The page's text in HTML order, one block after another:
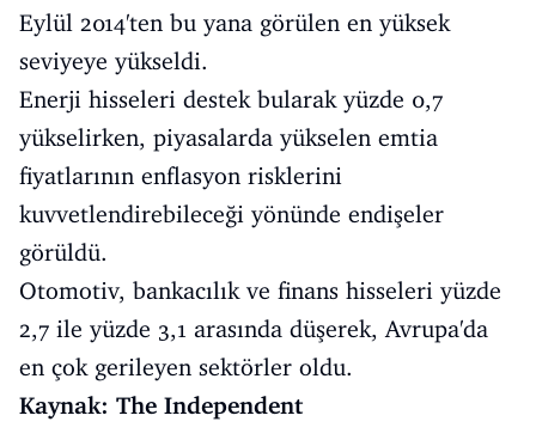
Eylül 2014'ten bu yana görülen en yüksek
seviyeye yükseldi.
Enerji hisseleri destek bularak yüzde 0,7
yükselirken, piyasalarda yükselen emtia
fiyatlarının enflasyon risklerini
kuvvetlendirebileceği yönünde endişeler
görüldü.
Otomotiv, bankacılık ve finans hisseleri yüzde
2,7 ile yüzde 3,1 arasında düşerek, Avrupa'da
en çok gerileyen sektörler oldu.
Kaynak: The Independent